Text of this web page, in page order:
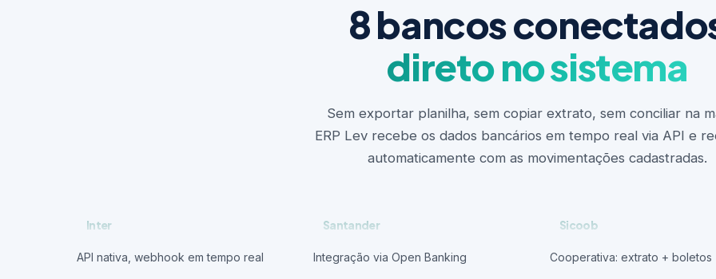
8 bancos
direto no sistema
Sem exportar planilha, sem copiar extrato, sem conciliar na
ERP Lev recebe os dados bancários em tempo real via API e
automaticamente com as movimentações cadastradas.
Inter
API nativa, webhook em tempo real
Santander
Integração via Open Banking
Sicoob
Cooperativa: extrato + boletos